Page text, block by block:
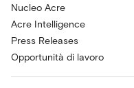
Nucleo Acre
Acre Intelligence
Press Releases
Opportunità di lavoro